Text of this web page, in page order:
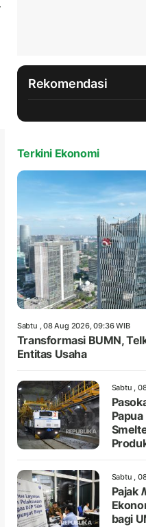
Rekomendasi
Terkini Ekonomi
Sabtu , 08 Aug 2026, 09:36 WIB
Transformasi BUMN,
Entitas Usaha
Sabtu ,
Sabtu ,
Pajak
bagi